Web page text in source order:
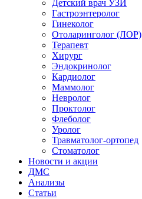
Детский врач УЗИ
Гастроэнтеролог
Гинеколог
Отоларинголог (ЛОР)
Терапевт
Хирург
Эндокринолог
Кардиолог
Маммолог
Невролог
Проктолог
Флеболог
Уролог
Травматолог-ортопед
Стоматолог
Новости и акции
ДМС
Анализы
Статьи